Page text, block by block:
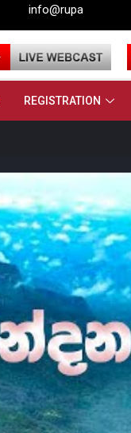
REGISTRATION